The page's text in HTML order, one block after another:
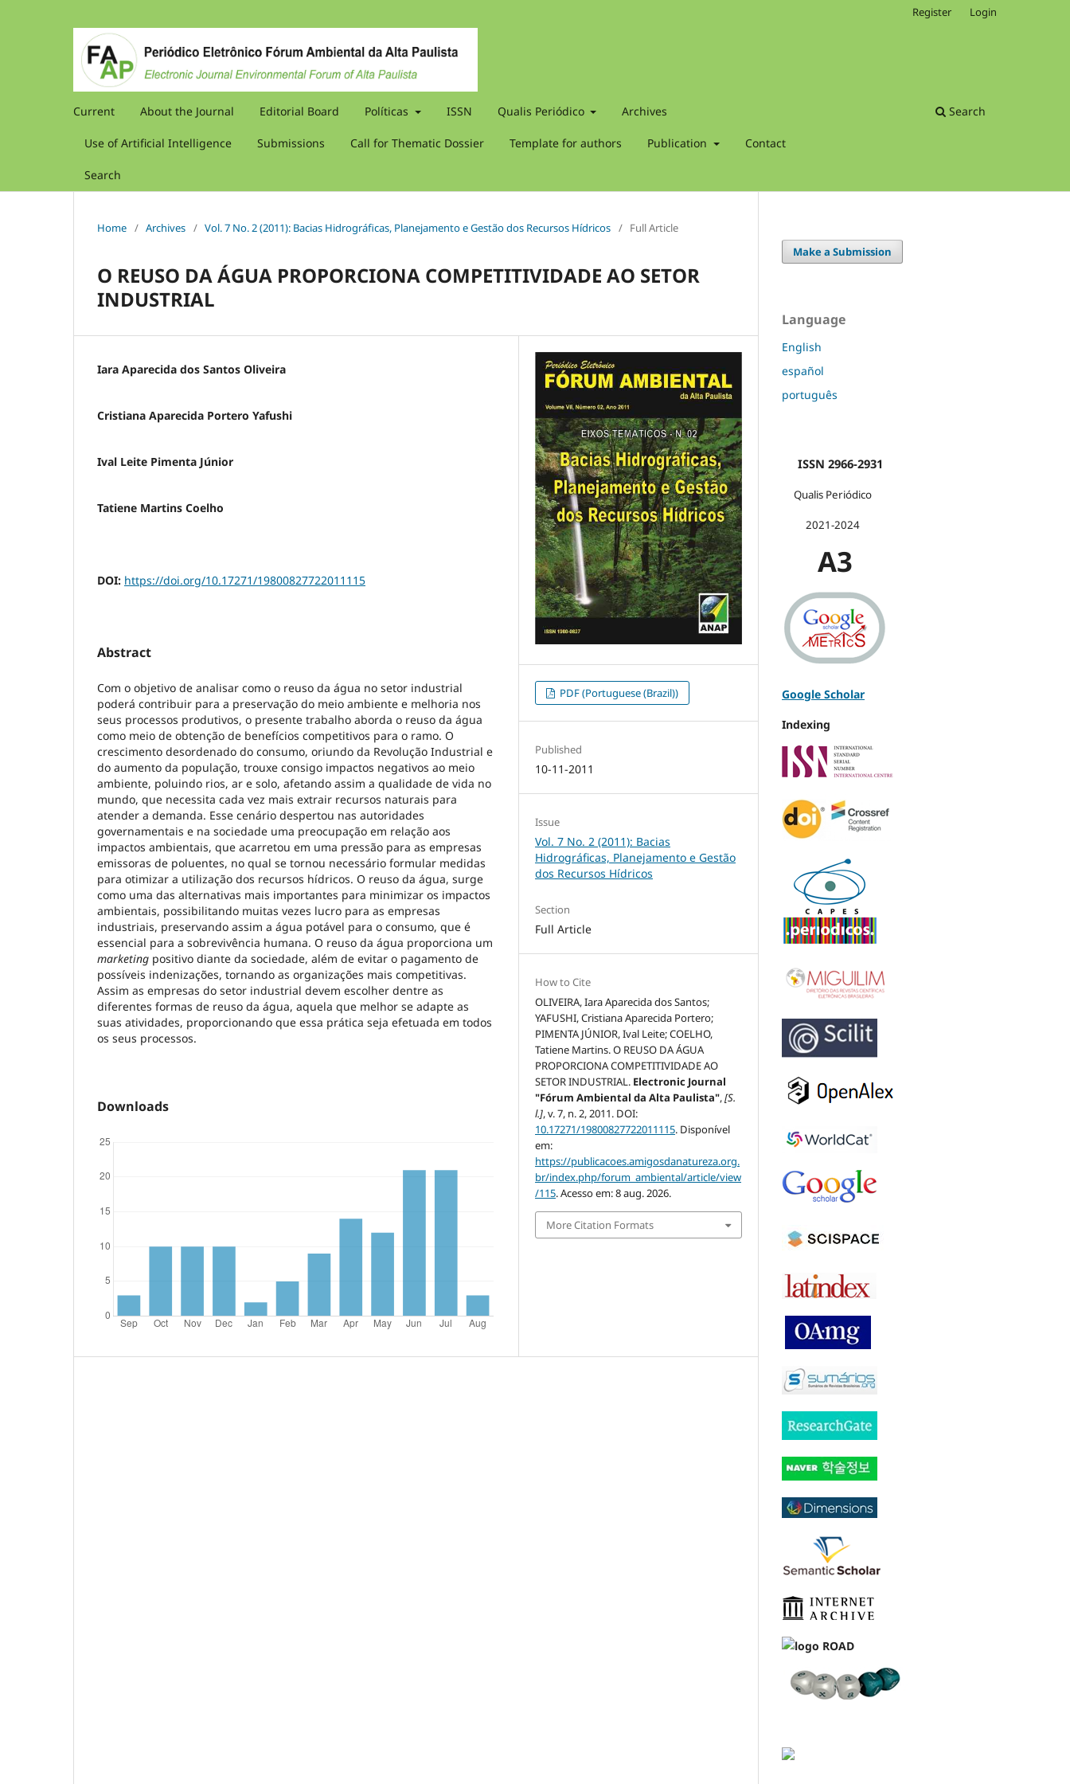
Current About the Journal Editorial Board Políticas ISSN Qualis Periódico Archives
Use of Artificial Intelligence Submissions Call for Thematic Dossier Template for authors Publication Contact
Search
Search
Register Login
Home / Archives / Vol. 7 No. 2 (2011): Bacias Hidrográficas, Planejamento e Gestão dos Recursos Hídricos / Full Article
O REUSO DA ÁGUA PROPORCIONA COMPETITIVIDADE AO SETOR
INDUSTRIAL
Iara Aparecida dos Santos Oliveira
Cristiana Aparecida Portero Yafushi
Ival Leite Pimenta Júnior
Tatiene Martins Coelho
DOI: https://doi.org/10.17271/19800827722011115
Abstract
Com o objetivo de analisar como o reuso da água no setor industrial
poderá contribuir para a preservação do meio ambiente e melhoria nos
seus processos produtivos, o presente trabalho aborda o reuso da água
como meio de obtenção de benefícios competitivos para o ramo. O
crescimento desordenado do consumo, oriundo da Revolução Industrial e
do aumento da população, trouxe consigo impactos negativos ao meio
ambiente, poluindo rios, ar e solo, afetando assim a qualidade de vida no
mundo, que necessita cada vez mais extrair recursos naturais para
atender a demanda. Esse cenário despertou nas autoridades
governamentais e na sociedade uma preocupação em relação aos
impactos ambientais, que acarretou em uma pressão para as empresas
emissoras de poluentes, no qual se tornou necessário formular medidas
para otimizar a utilização dos recursos hídricos. O reuso da água, surge
como uma das alternativas mais importantes para minimizar os impactos
ambientais, possibilitando muitas vezes lucro para as empresas
industriais, preservando assim a água potável para o consumo, que é
essencial para a sobrevivência humana. O reuso da água proporciona um
marketing positivo diante da sociedade, além de evitar o pagamento de
possíveis indenizações, tornando as organizações mais competitivas.
Assim as empresas do setor industrial devem escolher dentre as
diferentes formas de reuso da água, aquela que melhor se adapte as
suas atividades, proporcionando que essa prática seja efetuada em todos
os seus processos.
Downloads
PDF (Portuguese (Brazil))
Published
10-11-2011
Issue
Vol. 7 No. 2 (2011): Bacias
Hidrográficas, Planejamento e Gestão
dos Recursos Hídricos
Section
Full Article
How to Cite
OLIVEIRA, Iara Aparecida dos Santos;
YAFUSHI, Cristiana Aparecida Portero;
PIMENTA JÚNIOR, Ival Leite; COELHO,
Tatiene Martins. O REUSO DA ÁGUA
PROPORCIONA COMPETITIVIDADE AO
SETOR INDUSTRIAL. Electronic Journal
"Fórum Ambiental da Alta Paulista",[S.
l.], v. 7, n. 2, 2011. DOI:
10.17271/19800827722011115. Disponível
em:
https://publicacoes.amigosdanatureza.org.
br/index.php/forum_ambiental/article/view
/115. Acesso em: 8 aug. 2026.
More Citation Formats
Make a Submission
Language
English
español
português
ISSN 2966-2931
Qualis Periódico
2021-2024
A3
Google Scholar
Indexing